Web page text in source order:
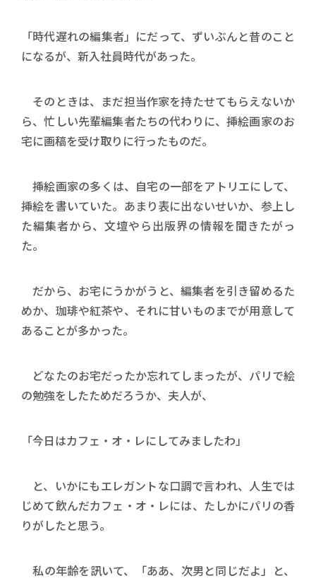
「時代遅れの編集者」にだって、ずいぶんと昔のこと
になるが、新入社員時代があった。
そのときは、まだ担当作家を持たせてもらえないか
ら、忙しい先輩編集者たちの代わりに、挿絵画家のお
宅に画稿を受け取りに行ったものだ。
挿絵画家の多くは、自宅の一部をアトリエにして、
挿絵を書いていた。あまり表に出ないせいか、参上し
た編集者から、文壇やら出版界の情報を聞きたがっ
た。
だから、お宅にうかがうと、編集者を引き留めるた
めか、珈琲や紅茶や、それに甘いものまでが用意して
あることが多かった。
どなたのお宅だったか忘れてしまったが、パリで絵
の勉強をしたためだろうか、夫人が、
「今日はカフェ・オ・レにしてみましたわ」
と、いかにもエレガントな口調で言われ、人生では
じめて飲んだカフェ・オ・レには、たしかにパリの香
りがしたと思う。
私の年齢を訊いて、「ああ、次男と同じだよ」と、